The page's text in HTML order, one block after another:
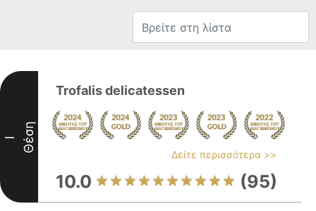
I Θέση
Trofalis delicatessen
Δείτε περισσότερα >>
10.0 (95)